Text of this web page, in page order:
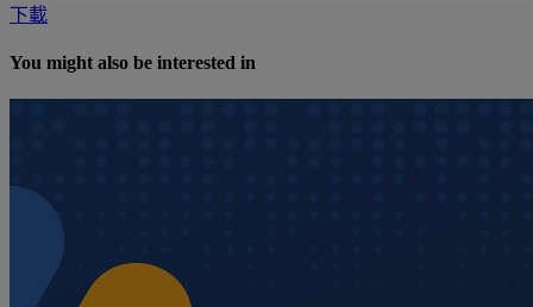
下載
You might also be interested in